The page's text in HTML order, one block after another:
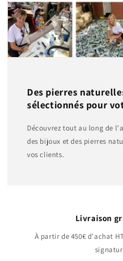
Des pierres
sélectionnés pour
Découvrez tout au long de
des bijoux et des pierres
vos clients.
Livraison
À partir de 450€ d'achat